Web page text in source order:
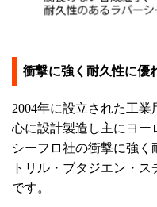
衝撃に強く耐久性に優
2004年に設立された工
心に設計製造し主にヨー
シーフロ社の衝撃に強
トリル・ブタジエン・
です。